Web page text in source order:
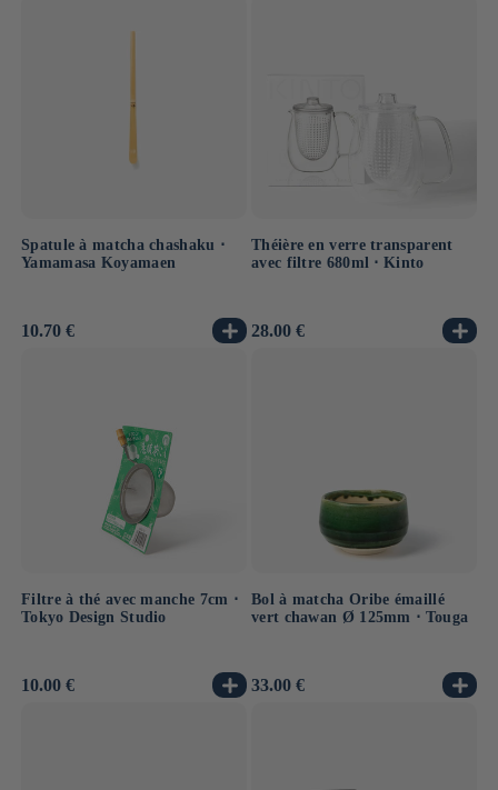
Spatule à matcha chashaku ⋅
Yamamasa Koyamaen
Prix
10.70 €
Théière en verre transparent
avec filtre 680ml ⋅ Kinto
Prix
28.00 €
Filtre à thé avec manche 7cm ⋅
Tokyo Design Studio
Prix
10.00 €
Bol à matcha Oribe émaillé
vert chawan Ø 125mm ⋅ Touga
Prix
33.00 €